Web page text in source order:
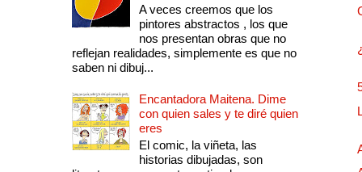
A veces creemos que los
pintores abstractos , los que
nos presentan obras que no
reflejan realidades, simplemente es que no
saben ni dibuj...
Encantadora Maitena. Dime
con quien sales y te diré quien
eres
El comic, la viñeta, las
historias dibujadas, son